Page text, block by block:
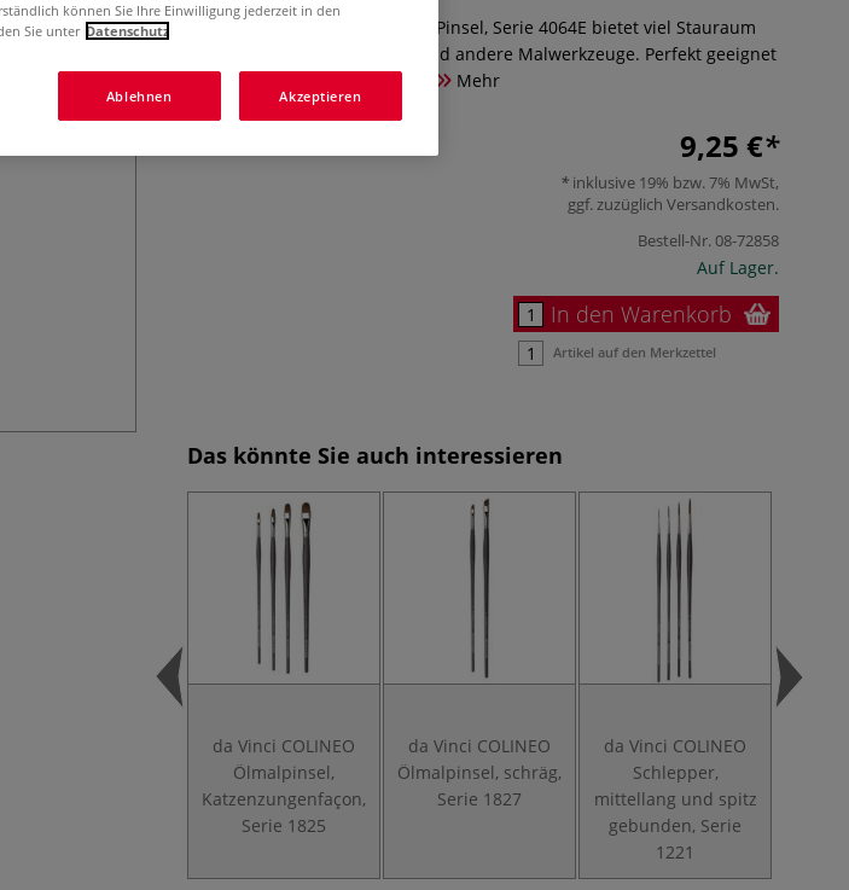
Die da Vinci Baumwolltasche für Pinsel, Serie 4064E bietet viel Stauraum
für Pinsel Stauraum für Pinsel und andere Malwerkzeuge. Perfekt geeignet
für Reisen, Freilichtmalerei usw.
Mehr
9,25 €
inklusive 19% bzw. 7% MwSt,
ggf. zuzüglich Versandkosten.
Bestell-Nr.08-72858
Auf Lager.
In den Warenkorb
Artikel auf den Merkzettel
Das könnte Sie auch interessieren
da Vinci COLINEO
Ölmalpinsel,
Katzenzungenfaçon,
Serie 1825
da Vinci COLINEO
Ölmalpinsel, schräg,
Serie 1827
da Vinci COLINEO
Schlepper,
mittellang und spitz
gebunden, Serie
1221
können Sie Ihre Einwilligung jederzeit in den
Sie unter Datenschutz
Ablehnen Akzeptieren